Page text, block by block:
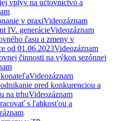
vplyv na účtovníctvo a
v praxiVideozáznam
IV. generácieVideozáznam
času a zmeny v
od 01.06.2023Videozáznam
činnosti na výkon sezónnej
Videozáznam
pred konkurenciou a
na trhuVideozáznam
s ľahkosťou a